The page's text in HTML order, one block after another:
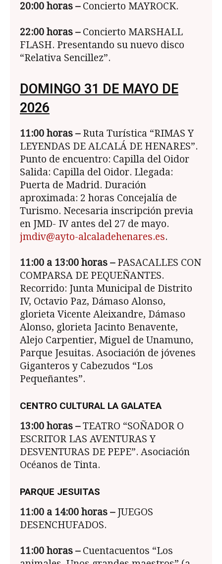
20:00 horas –Concierto MAYROCK.
22:00 horas –Concierto MARSHALL
FLASH. Presentando su nuevo disco
“Relativa Sencillez”.
DOMINGO 31 DE MAYO DE
2026
11:00 horas –Ruta Turística “RIMAS Y
LEYENDAS DE ALCALÁ DE HENARES”.
Punto de encuentro: Capilla del Oidor
Salida: Capilla del Oidor. Llegada:
Puerta de Madrid. Duración
aproximada: 2 horas Concejalía de
Turismo. Necesaria inscripción previa
en JMD- IV antes del 27 de mayo.
jmdiv@ayto-alcaladehenares.es.
11:00 a 13:00 horas –PASACALLES CON
COMPARSA DE PEQUEÑANTES.
Recorrido: Junta Municipal de Distrito
IV, Octavio Paz, Dámaso Alonso,
glorieta Vicente Aleixandre, Dámaso
Alonso, glorieta Jacinto Benavente,
Alejo Carpentier, Miguel de Unamuno,
Parque Jesuitas. Asociación de jóvenes
Giganteros y Cabezudos “Los
Pequeñantes”.
CENTRO CULTURAL LA GALATEA
13:00 horas –TEATRO “SOÑADOR O
ESCRITOR LAS AVENTURAS Y
DESVENTURAS DE PEPE”. Asociación
Océanos de Tinta.
PARQUE JESUITAS
11:00 a 14:00 horas –JUEGOS
DESENCHUFADOS.
11:00 horas –Cuentacuentos “Los